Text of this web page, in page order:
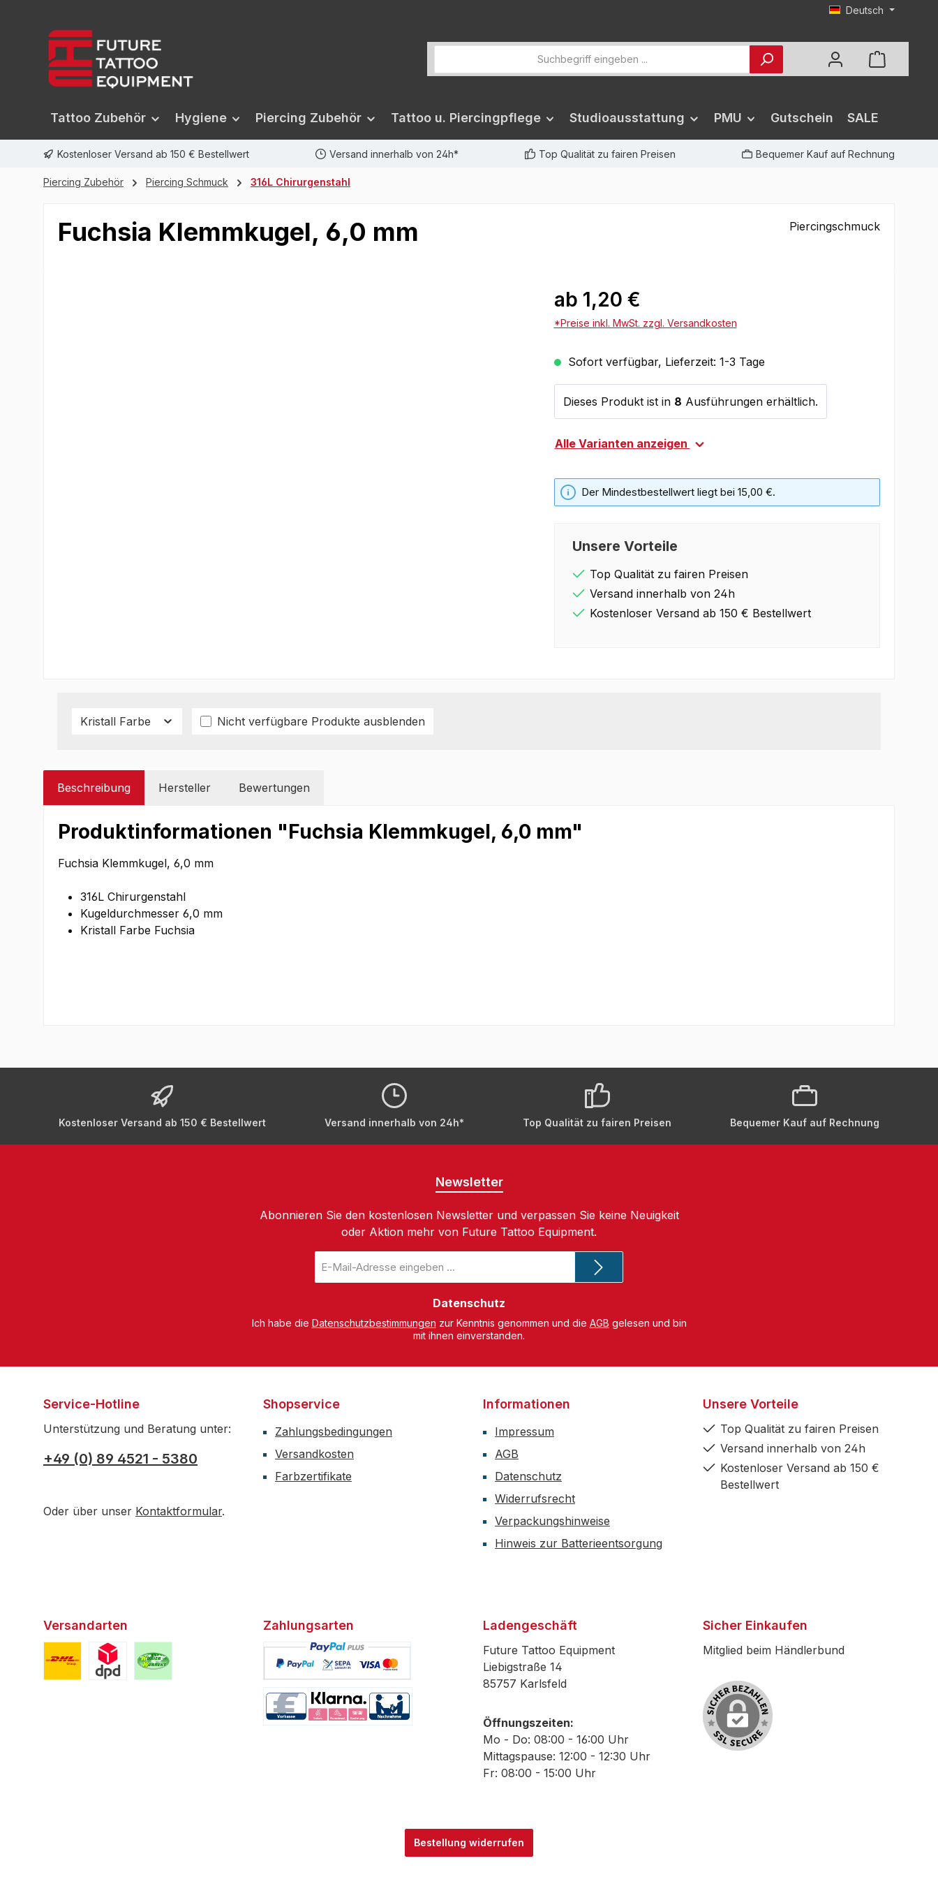
Deutsch
Tattoo Zubehör Hygiene Piercing Zubehör Tattoo u. Piercingpflege Studioausstattung PMU Gutschein SALE
Kostenloser Versand ab 150 € Bestellwert Versand innerhalb von 24h* Top Qualität zu fairen Preisen Bequemer Kauf auf Rechnung
Piercing Zubehör Piercing Schmuck 316L Chirurgenstahl
Fuchsia Klemmkugel, 6,0 mm Piercingschmuck
ab 1,20 €
*Preise inkl. MwSt. zzgl. Versandkosten
Sofort verfügbar, Lieferzeit: 1-3 Tage
Dieses Produkt ist in 8 Ausführungen erhältlich.
Alle Varianten anzeigen
Der Mindestbestellwert liegt bei 15,00 €.
Unsere Vorteile
Top Qualität zu fairen Preisen
Versand innerhalb von 24h
Kostenloser Versand ab 150 € Bestellwert
Kristall Farbe Nicht verfügbare Produkte ausblenden
Beschreibung Hersteller Bewertungen
Produktinformationen "Fuchsia Klemmkugel, 6,0 mm"
Fuchsia Klemmkugel, 6,0 mm
316L Chirurgenstahl
Kugeldurchmesser 6,0 mm
Kristall Farbe Fuchsia
Kostenloser Versand ab 150 € Bestellwert Versand innerhalb von 24h* Top Qualität zu fairen Preisen Bequemer Kauf auf Rechnung
Newsletter
Abonnieren Sie den kostenlosen Newsletter und verpassen Sie keine Neuigkeit
oder Aktion mehr von Future Tattoo Equipment.
Mail-
Adresse
Datenschutz
Ich habe die Datenschutzbestimmungen zur Kenntnis genommen und die AGB gelesen und bin
mit ihnen einverstanden.
Service-Hotline
Unterstützung und Beratung unter:
+49 (0) 89 4521 - 5380
Oder über unser Kontaktformular.
Shopservice
Zahlungsbedingungen
Versandkosten
Farbzertifikate
Informationen
Impressum
AGB
Datenschutz
Widerrufsrecht
Verpackungshinweise
Hinweis zur Batterieentsorgung
Unsere Vorteile
Top Qualität zu fairen Preisen
Versand innerhalb von 24h
Kostenloser Versand ab 150 €
Bestellwert
Versandarten Zahlungsarten Ladengeschäft
Future Tattoo Equipment
Liebigstraße 14
85757 Karlsfeld
Öffnungszeiten:
Mo - Do: 08:00 - 16:00 Uhr
Mittagspause: 12:00 - 12:30 Uhr
Fr: 08:00 - 15:00 Uhr
Sicher Einkaufen
Mitglied beim Händlerbund
Bestellung widerrufen